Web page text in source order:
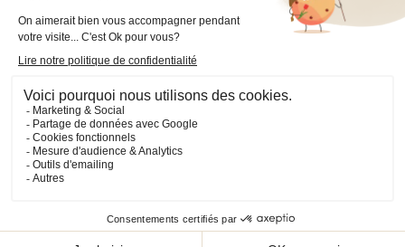
+33 (0)2 40 36 20 61
boutique@cheval-shop.com
FacebookYouTube Instagram
VOTRE COMPTE